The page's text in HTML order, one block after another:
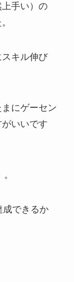
手い）の
キル伸び
にゲーセン
いいです
成できるか